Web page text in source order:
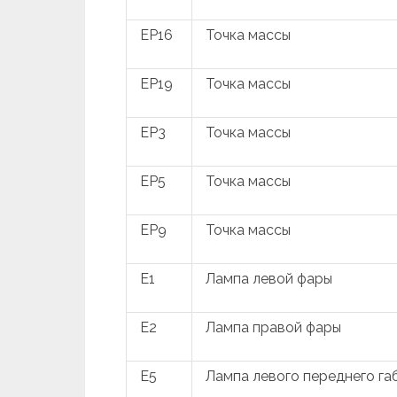
EP16 Точка массы
EP19 Точка массы
EP3 Точка массы
EP5 Точка массы
EP9 Точка массы
E1 Лампа левой фары
E2 Лампа правой фары
E5 Лампа левого переднего